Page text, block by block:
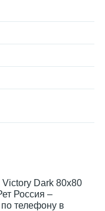
Dark 80x80
Россия –
по телефону в